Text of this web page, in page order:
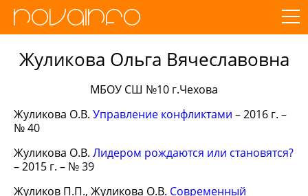
Жуликова Ольга Вячеславовна
МБОУ СШ №10 г.Чехова
Жуликова О.В. Управление конфликтами – 2016 г. –
№ 40
Жуликова О.В. Лидером рождаются или становятся?
– 2015 г. – № 39
Жуликов П.П., Жуликова О.В. Современный